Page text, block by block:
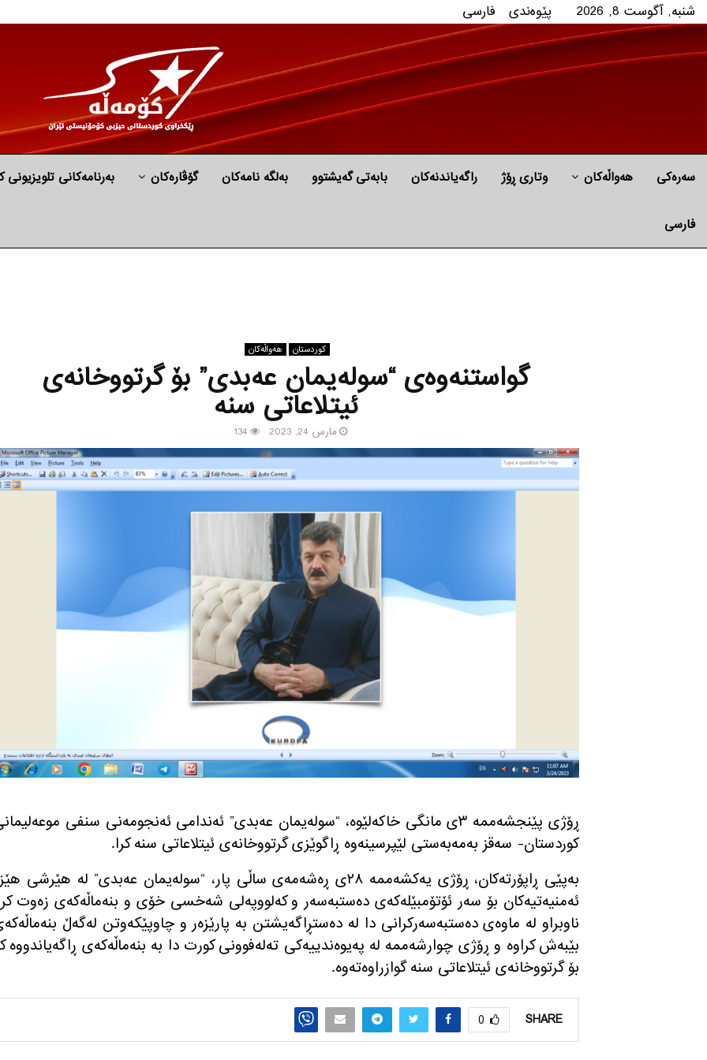
شنبه, آگوست 8, 2026 پێوه‌ندی فارسی
سەرەکی هه‌واڵه‌کان وتاری ڕۆژ راگه‌یاندنه‌كان بابه‌تی گه‌یشتوو به‌لگه‌ نامه‌كان گۆڤارەکان بەرنامەکانی تلویزیونی
فارسی
كوردستان هه‌واڵه‌کان
گواستنه‌وه‌ی “سوله‌یمان عه‌بدی” بۆ گرتووخانه‌ی
ئیتلاعاتی سنه‌
مارس 24, 2023 134
ڕۆژی پێنجشه‌ممه‌ ٣ی مانگی خاكه‌لێوه‌، “سوله‌یمان عه‌بدی” ئه‌ندامی ئه‌نجومه‌نی سنفی
كوردستان- سه‌قز به‌مه‌به‌ستی لێپرسینه‌وه‌ ڕاگوێزی گرتووخانه‌ی ئیتلاعاتی سنه‌ كرا.
به‌پێی ڕاپۆرته‌كان، ڕۆژی یه‌كشه‌ممه‌ ٢٨ی ڕه‌شه‌مه‌ی ساڵی پار، “سوله‌یمان عه‌بدی” له‌ هێرشی
ئه‌منیه‌تیه‌كان بۆ سه‌ر ئۆتۆمبێله‌كه‌ی ده‌ستبه‌سه‌ر و كه‌لووپه‌لی شه‌خسی خۆی و بنه‌ماڵه‌كه‌ی زه‌وت
ناوبراو له‌ ماوه‌ی ده‌ستبه‌سه‌ركرانی دا له‌ ده‌ستڕاگه‌یشتن به‌ پارێزه‌ر و چاوپێكه‌وتن له‌گه‌ڵ
بێبه‌ش كراوه‌ و ڕۆژی چوارشه‌ممه‌ له‌ په‌یوه‌ندییه‌كی ته‌له‌فوونی كورت دا به‌ بنه‌ماڵه‌كه‌ی ڕاگه‌یاندووه‌
بۆ گرتووخانه‌ی ئیتلاعاتی سنه‌ گوازراوه‌ته‌وه‌.
SHARE
0